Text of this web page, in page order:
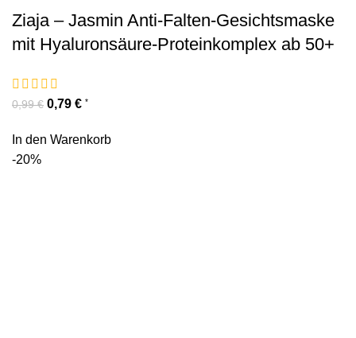
Ziaja – Jasmin Anti-Falten-Gesichtsmaske
mit Hyaluronsäure-Proteinkomplex ab 50+
0,99€ 0,79 € *
In den Warenkorb
-20%